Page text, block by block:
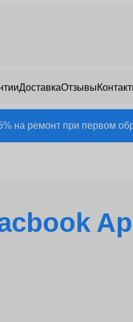
ДоставкаОтзывы
на ремонт при первом